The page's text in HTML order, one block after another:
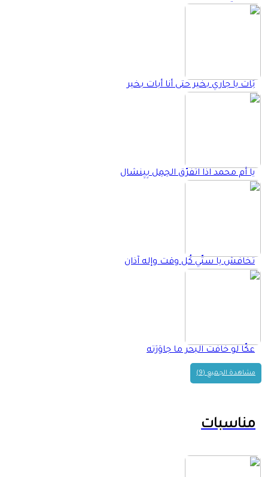
بَات يا جاري بخير حتى أنا أبات بخير
يا أم محمد اذا اتفرّق الحِمِل بِيِنشال
تخافش يا ستّي كُل وقت وإله آذان
عكّا لو خافت البحر ما جاوَرَته
مشاهدة الجميع (9)
مناسبات